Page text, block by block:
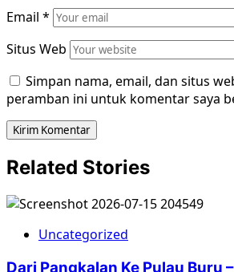
Email *
Situs Web
Simpan nama, email, dan situs
peramban ini untuk komentar saya
Related Stories
Uncategorized
Dari Pangkalan Ke Pulau Buru